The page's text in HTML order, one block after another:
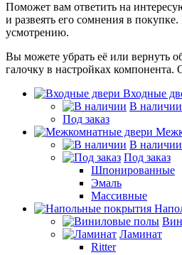
Поможет вам ответить на
и развеять его сомнения в
усмотрению.
Вы можете убрать её или вернуть
галочку в настройках компонента.
Входные
В наличии
Под заказ
В наличии
Под заказ
Шпонированные
Эмаль
Массивные
Ламинат
Ritter